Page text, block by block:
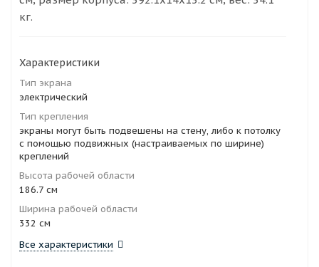
кг.
Характеристики
Тип экрана
электрический
Тип крепления
экраны могут быть подвешены на стену, либо к потолку
с помощью подвижных (настраиваемых по ширине)
креплений
Высота рабочей области
186.7 см
Ширина рабочей области
332 см
Все характеристики